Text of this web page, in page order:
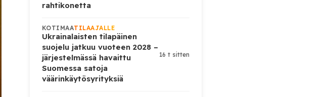
rahtikonetta
KOTIMAATILAAJALLE
Ukrainalaisten tilapäinen
suojelu jatkuu vuoteen 2028 –
järjestelmässä havaittu
Suomessa satoja
väärinkäytösyrityksiä
16 t sitten